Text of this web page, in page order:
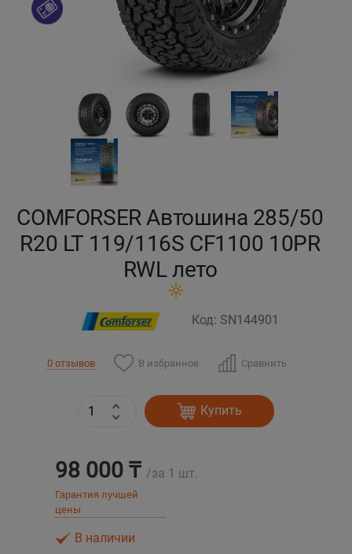
COMFORSER Автошина 285/50
R20 LT 119/116S CF1100 10PR
RWL лето
Код: SN144901
0 отзывов В избранное Сравнить
Купить
98 000 ₸ /за 1 шт.
Гарантия лучшей
цены
В наличии
Кокшетау
Кызылорда
Петропавловск
Семей
Шымкент
Экибастуз
Бишкек